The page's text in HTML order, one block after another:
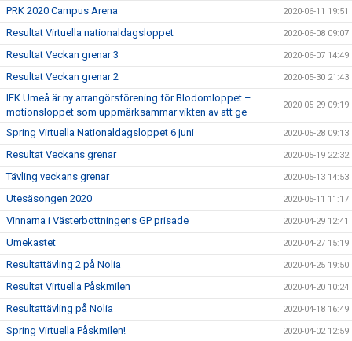
PRK 2020 Campus Arena 2020-06-11 19:51
Resultat Virtuella nationaldagsloppet 2020-06-08 09:07
Resultat Veckan grenar 3 2020-06-07 14:49
Resultat Veckan grenar 2 2020-05-30 21:43
IFK Umeå är ny arrangörsförening för Blodomloppet –
motionsloppet som uppmärksammar vikten av att ge
2020-05-29 09:19
Spring Virtuella Nationaldagsloppet 6 juni 2020-05-28 09:13
Resultat Veckans grenar 2020-05-19 22:32
Tävling veckans grenar 2020-05-13 14:53
Utesäsongen 2020 2020-05-11 11:17
Vinnarna i Västerbottningens GP prisade 2020-04-29 12:41
Umekastet 2020-04-27 15:19
Resultattävling 2 på Nolia 2020-04-25 19:50
Resultat Virtuella Påskmilen 2020-04-20 10:24
Resultattävling på Nolia 2020-04-18 16:49
Spring Virtuella Påskmilen! 2020-04-02 12:59